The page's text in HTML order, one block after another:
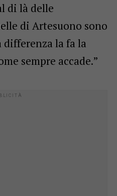
di là delle
di Artesuono sono
la fa la
sempre accade.”